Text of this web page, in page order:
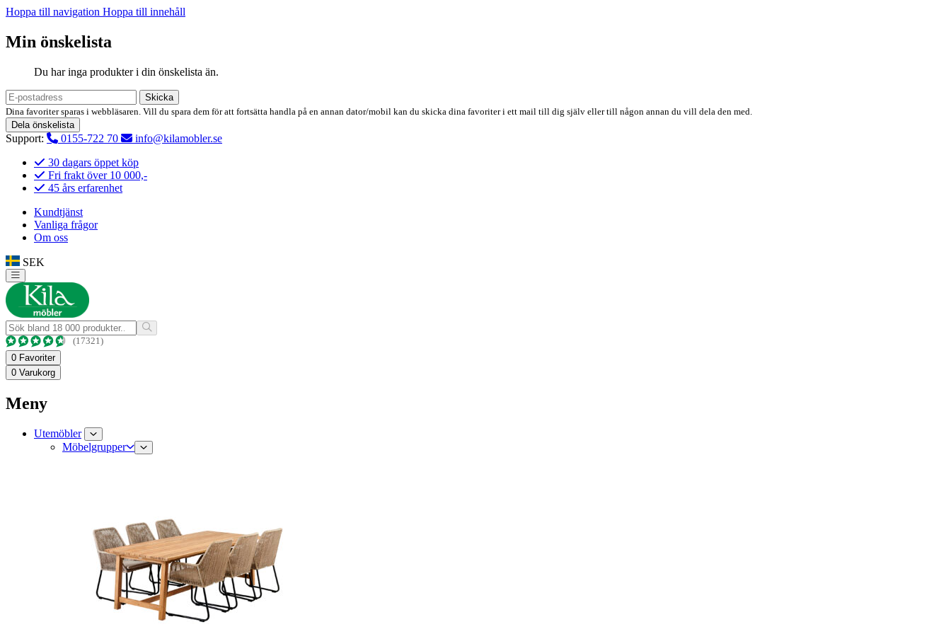
Hoppa till navigation Hoppa till innehåll
Min önskelista
Du har inga produkter i din önskelista än.
Skicka
Dina favoriter sparas i webbläsaren. Vill du spara dem för att fortsätta handla på en annan dator/mobil kan du skicka dina favoriter i ett mail till dig själv eller till någon annan du vill dela den med.
Dela önskelista
Support: 0155-722 70
info@kilamobler.se
30 dagars öppet köp
Fri frakt över 10 000,-
45 års erfarenhet
Kundtjänst
Vanliga frågor
Om oss
SEK
(17321)
0 Favoriter
0 Varukorg
Meny
Utemöbler
Möbelgrupper